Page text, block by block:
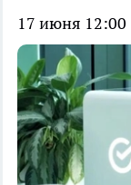
17 июня 12:00